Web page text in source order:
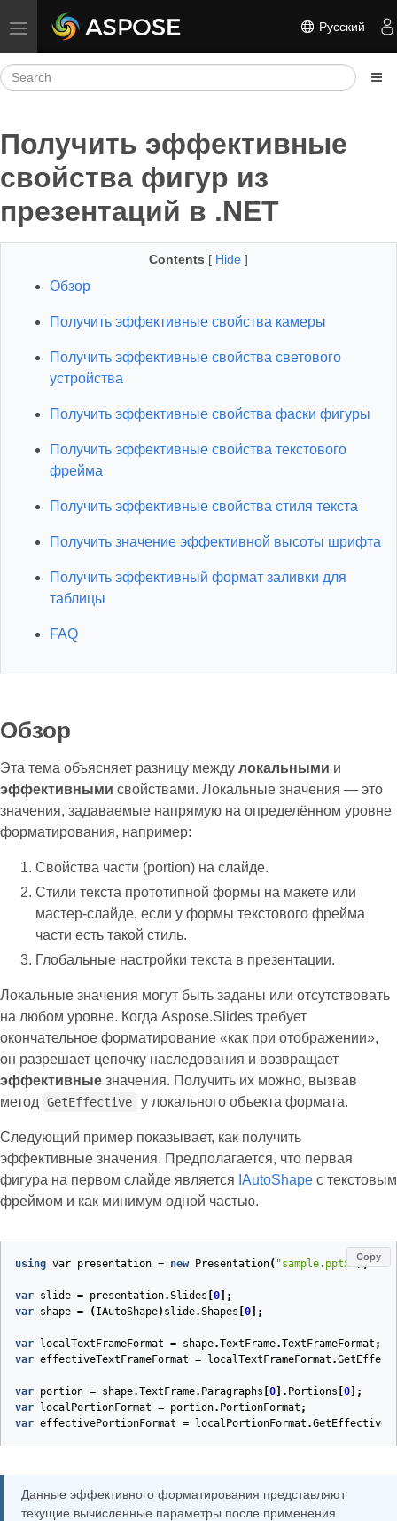
Toggle navigation Русский
Получить эффективные
свойства фигур из
презентаций в .NET
Contents [ Hide ]
Обзор
Получить эффективные свойства камеры
Получить эффективные свойства светового
устройства
Получить эффективные свойства фаски фигуры
Получить эффективные свойства текстового
фрейма
Получить эффективные свойства стиля текста
Получить значение эффективной высоты шрифта
Получить эффективный формат заливки для
таблицы
FAQ
Обзор
Эта тема объясняет разницу между локальными и
эффективными свойствами. Локальные значения — это
значения, задаваемые напрямую на определённом уровне
форматирования, например:
Свойства части (portion) на слайде.
Стили текста прототипной формы на макете или
мастер‑слайде, если у формы текстового фрейма
части есть такой стиль.
Глобальные настройки текста в презентации.
Локальные значения могут быть заданы или отсутствовать
на любом уровне. Когда Aspose.Slides требует
окончательное форматирование «как при отображении»,
он разрешает цепочку наследования и возвращает
эффективные значения. Получить их можно, вызвав
метод
GetEffective у локального объекта формата.
Следующий пример показывает, как получить
эффективные значения. Предполагается, что первая
фигура на первом слайде является IAutoShape с текстовым
фреймом и как минимум одной частью.
Copy
using var presentation = new Presentation( "sample.pptx");
var slide = presentation.Slides 0 ];
var shape = ( IAutoShape) slide.Shapes 0 ];
var localTextFrameFormat = shape.TextFrame.TextFrameFormat ;
var effectiveTextFrameFormat = localTextFrameFormat .
var portion = shape.TextFrame. Paragraphs 0 ]. Portions 0 ];
var
localPortionFormat = portion. PortionFormat ;
var effectivePortionFormat = localPortionFormat .GetEffective
Данные эффективного форматирования представляют
текущие вычисленные параметры после применения